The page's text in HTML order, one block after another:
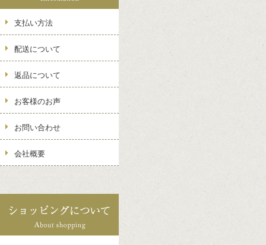
支払い方法
配送について
返品について
お客様のお声
お問い合わせ
会社概要